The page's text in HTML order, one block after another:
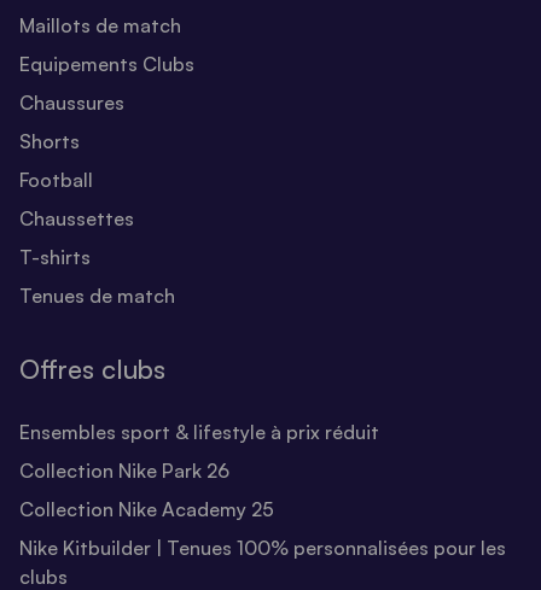
Maillots de match
Equipements Clubs
Chaussures
Shorts
Football
Chaussettes
T-shirts
Tenues de match
Offres clubs
Ensembles sport & lifestyle à prix réduit
Collection Nike Park 26
Collection Nike Academy 25
Nike Kitbuilder | Tenues 100% personnalisées pour les
clubs